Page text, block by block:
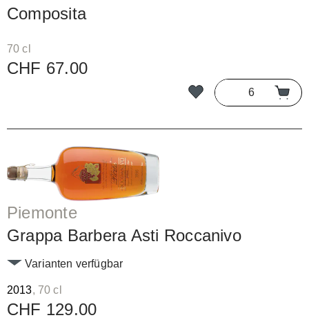
Composita
70 cl
CHF 67.00
Piemonte
Grappa Barbera Asti Roccanivo
2013, 70 cl
Varianten verfügbar
CHF 129.00